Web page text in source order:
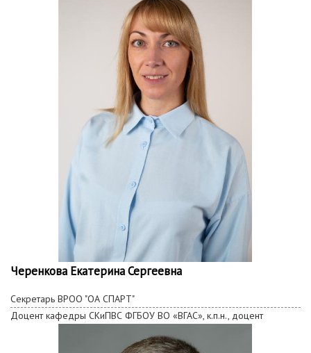
Черенкова Екатерина Сергеевна
Секретарь ВРОО "ОА СПАРТ"
Доцент кафедры СКиПВС ФГБОУ ВО «ВГАС», к.п.н., доцент